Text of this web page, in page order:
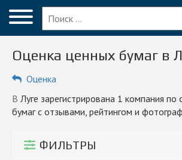
Меню
Главная
Вопрос эксперту
Луга
ПОЛЬЗОВАТЕЛЯМ
Оценка
Оценка ценных бумаг в
Оценка
в Луге зарегистрирована 1 компания по оценке ценных
бумаг с отзывами, рейтингом и
ФИЛЬТРЫ